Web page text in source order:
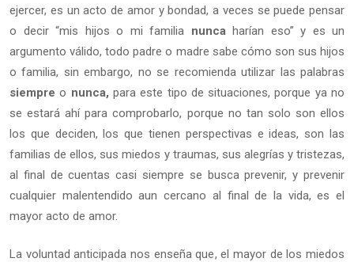
ejercer, es un acto de amor y bondad, a veces se puede pensar
o decir “mis hijos o mi familia nunca harían eso” y es un
argumento válido, todo padre o madre sabe cómo son sus hijos
o familia, sin embargo, no se recomienda utilizar las palabras
siempreo nunca, para este tipo de situaciones, porque ya no
se estará ahí para comprobarlo, porque no tan solo son ellos
los que deciden, los que tienen perspectivas e ideas, son las
familias de ellos, sus miedos y traumas, sus alegrías y tristezas,
al final de cuentas casi siempre se busca prevenir, y prevenir
cualquier malentendido aun cercano al final de la vida, es el
mayor acto de amor.
La voluntad anticipada nos enseña que, el mayor de los miedos